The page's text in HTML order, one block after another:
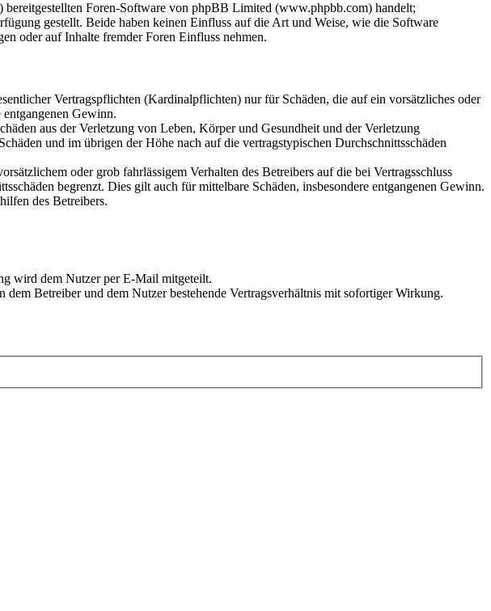
bereitgestellten Foren-Software von phpBB Limited (www.phpbb.com) handelt;
gestellt. Beide haben keinen Einfluss auf die Art und Weise, wie die Software
oder auf Inhalte fremder Foren Einfluss nehmen.
Vertragspflichten (Kardinalpflichten) nur für Schäden, die auf ein vorsätzliches oder
Gewinn.
aus der Verletzung von Leben, Körper und Gesundheit und der Verletzung
und im übrigen der Höhe nach auf die vertragstypischen Durchschnittsschäden
oder grob fahrlässigem Verhalten des Betreibers auf die bei Vertragsschluss
begrenzt. Dies gilt auch für mittelbare Schäden, insbesondere entgangenen Gewinn.
des Betreibers.
wird dem Nutzer per E-Mail mitgeteilt.
Betreiber und dem Nutzer bestehende Vertragsverhältnis mit sofortiger Wirkung.